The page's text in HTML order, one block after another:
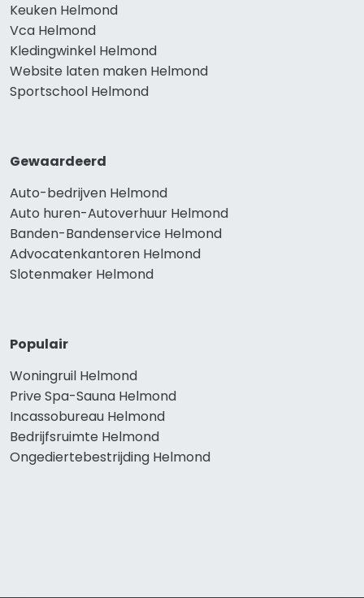
Keuken Helmond
Vca Helmond
Kledingwinkel Helmond
Website laten maken Helmond
Sportschool Helmond
Gewaardeerd
Auto-bedrijven Helmond
Auto huren-Autoverhuur Helmond
Banden-Bandenservice Helmond
Advocatenkantoren Helmond
Slotenmaker Helmond
Populair
Woningruil Helmond
Prive Spa-Sauna Helmond
Incassobureau Helmond
Bedrijfsruimte Helmond
Ongediertebestrijding Helmond